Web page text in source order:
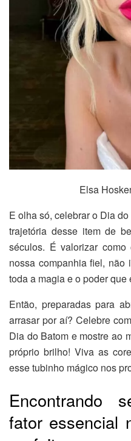
Elsa
E olha só, celebrar o Dia
trajetória desse item de
séculos. É valorizar
nossa companhia fiel, não
toda a magia e o poder
Então, preparadas para
arrasar por aí? Celebre
Dia do Batom e mostre ao
próprio brilho! Viva as
esse tubinho mágico nos
Encontrando
fator essencial